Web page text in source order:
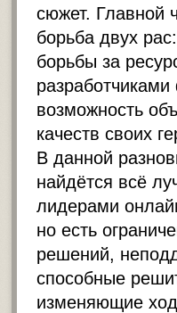
сюжет. Главной
борьба двух
борьбы за
возможность
качеств своих
В данной
найдётся всё
лидерами
но есть
решений,
способные
изменяющие ход